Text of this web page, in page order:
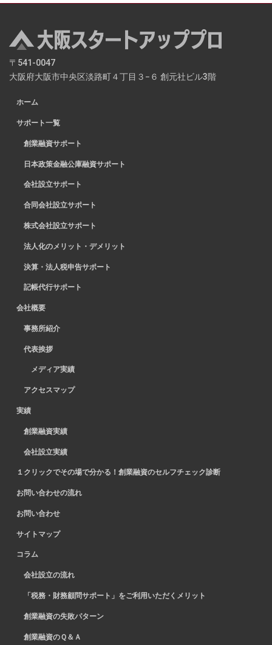
〒541-0047
大阪府大阪市中央区淡路町４丁目３−６ 創元社ビル3階
ホーム
サポート一覧
創業融資サポート
日本政策金融公庫融資サポート
会社設立サポート
合同会社設立サポート
株式会社設立サポート
法人化のメリット・デメリット
決算・法人税申告サポート
記帳代行サポート
会社概要
事務所紹介
代表挨拶
メディア実績
アクセスマップ
実績
創業融資実績
会社設立実績
１クリックでその場で分かる！創業融資のセルフチェック診断
お問い合わせの流れ
お問い合わせ
サイトマップ
コラム
会社設立の流れ
「税務・財務顧問サポート」をご利用いただくメリット
創業融資の失敗パターン
創業融資のＱ＆Ａ